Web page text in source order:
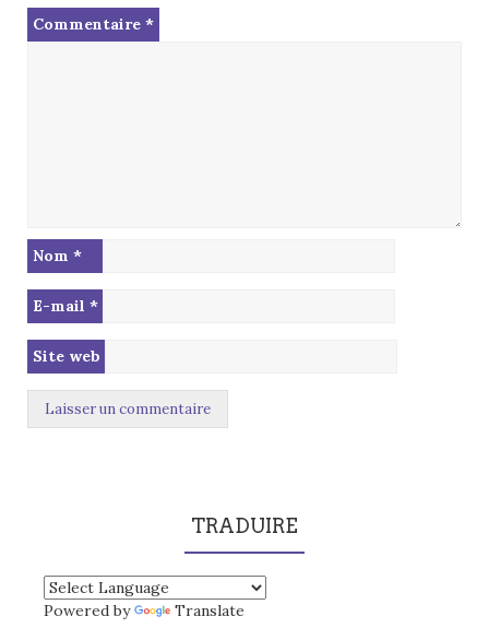
Commentaire *
Nom *
E-mail *
Site web
TRADUIRE
Powered by Translate